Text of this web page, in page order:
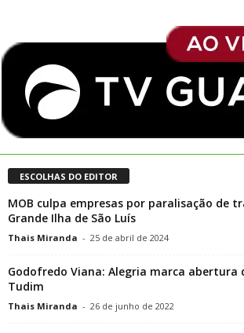
ESCOLHAS DO EDITOR
MOB culpa empresas por paralisação de
Grande Ilha de São Luís
Thais Miranda - 25 de abril de 2024
Godofredo Viana: Alegria marca abertura
Tudim
Thais Miranda - 26 de junho de 2022